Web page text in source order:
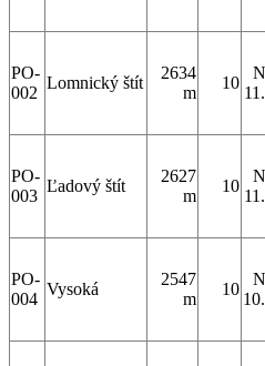
PO-
002
Lomnický štít
2634
m
10
PO-
003
Ľadový štít
2627
m
10
PO-
004
Vysoká
2547
m
10